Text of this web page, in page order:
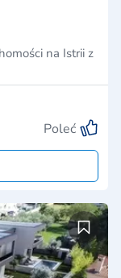
na Istrii z
Poleć